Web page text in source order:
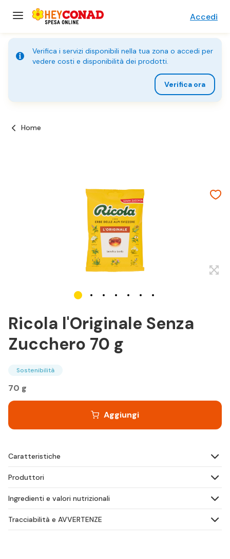
Accedi
Verifica i servizi disponibili nella tua zona o accedi per
vedere costi e disponibilità dei prodotti.
Verifica ora
Home
Ricola l'Originale Senza
Zucchero 70 g
Sostenibilità
70 g
Aggiungi
Caratteristiche
Produttori
Ingredienti e valori nutrizionali
Tracciabilità e AVVERTENZE